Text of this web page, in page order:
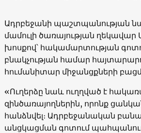
Ադրբեջանի պաշտպանության
մամուլի ծառայության ղեկավար
խոսքով՝ հակամարտության
բնակչության համար
հումանիտար միջանցքների
«Ուղերձը նաև ուղղված է
զինծառայողներին, որոնք
հանձնվել։ Ադրբեջանական
անցկացման գոտում